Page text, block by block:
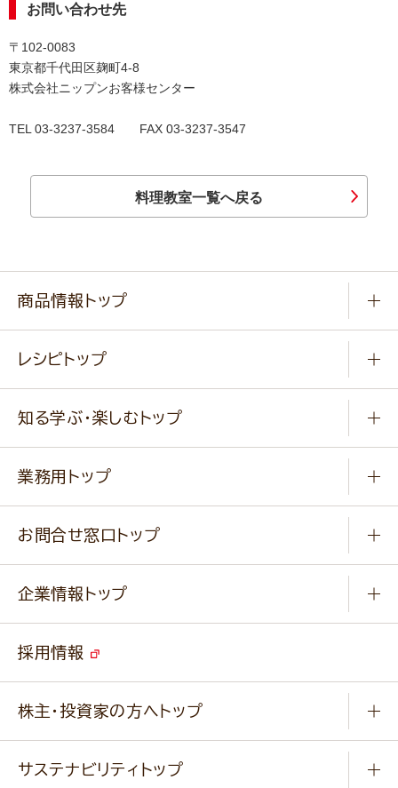
お問い合わせ先
〒102-0083
東京都千代田区麹町4-8
株式会社ニップンお客様センター
TEL 03-3237-3584 FAX 03-3237-3547
料理教室一覧へ戻る
商品情報トップ
健康食品・他
新商品・リニューアル商品
通販サイト一覧
レシピトップ
作り方動画
みなさまのレシピはこちら
知る学ぶ・楽しむトップ
ふっくらパンをつくりましょう
キャンペーン
業務用トップ
ニップンの アマニ 業務用サイト
ベジカフェブランドサイト
お問合せ窓口トップ
改善事例
業務用商品のお問合せ
企業情報トップ
事業紹介
経営理念・経営方針・行動規範・行動指針
採用情報
株主・投資家の方へトップ
サステナビリティトップ